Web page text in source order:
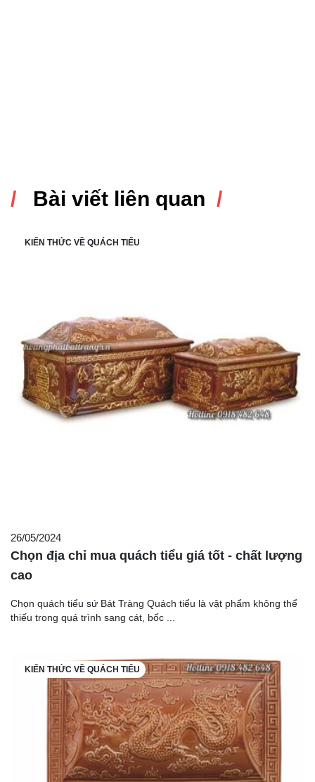
Bài viết liên quan
KIẾN THỨC VỀ QUÁCH TIỂU
26/05/2024
Chọn địa chỉ mua quách tiểu giá tốt - chất lượng
cao
Chọn quách tiểu sứ Bát Tràng Quách tiểu là vật phẩm không thể
thiếu trong quá trình sang cát, bốc ...
KIẾN THỨC VỀ QUÁCH TIỂU